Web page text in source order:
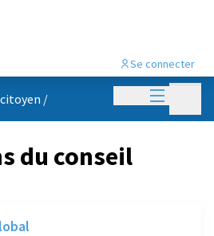
Menu
Se connecter
/
du conseil